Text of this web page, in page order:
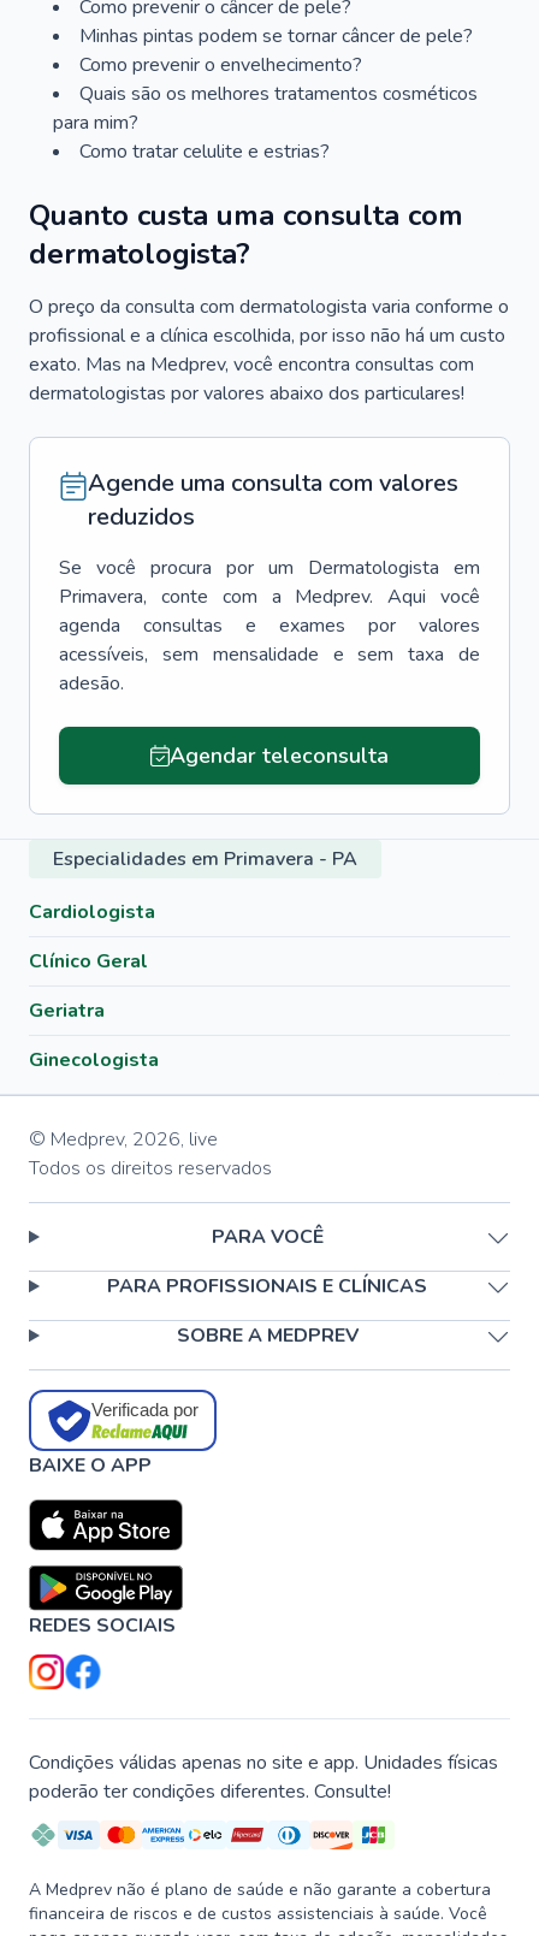
Como prevenir o câncer de pele?
Minhas pintas podem se tornar câncer de pele?
Como prevenir o envelhecimento?
Quais são os melhores tratamentos cosméticos
para mim?
Como tratar celulite e estrias?
Quanto custa uma consulta com
dermatologista?
O preço da consulta com dermatologista varia conforme o
profissional e a clínica escolhida, por isso não há um custo
exato. Mas na Medprev, você encontra consultas com
dermatologistas por valores abaixo dos particulares!
Agende uma consulta com valores
reduzidos
Se você procura por um Dermatologista em
Primavera, conte com a Medprev. Aqui você
agenda consultas e exames por valores
acessíveis, sem mensalidade e sem taxa de
adesão.
Agendar teleconsulta
Especialidades em Primavera - PA
Cardiologista
Clínico Geral
Geriatra
Ginecologista
© Medprev, 2026, live
Todos os direitos reservados
PARA VOCÊ
PARA PROFISSIONAIS E CLÍNICAS
SOBRE A MEDPREV
Verificada por
BAIXE O APP
REDES SOCIAIS
Condições válidas apenas no site e app. Unidades físicas
poderão ter condições diferentes. Consulte!
A Medprev não é plano de saúde e não garante a cobertura
financeira de riscos e de custos assistenciais à saúde. Você